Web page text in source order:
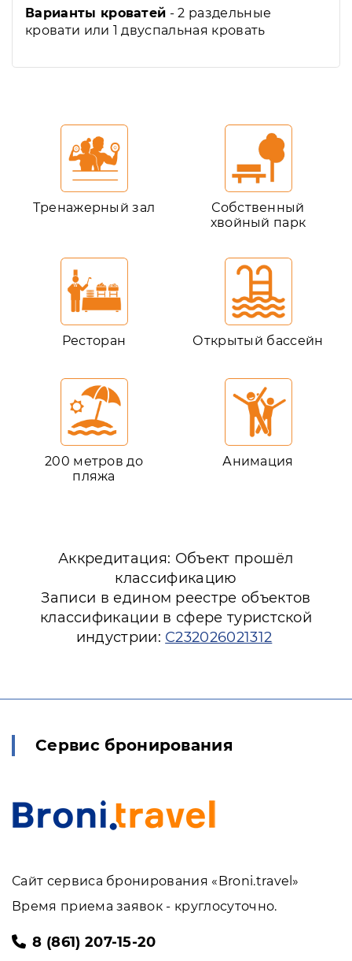
Варианты кроватей - 2 раздельные
кровати или 1 двуспальная кровать
Тренажерный зал
Собственный
хвойный парк
Ресторан Открытый бассейн
200 метров до
пляжа
Анимация
Аккредитация: Объект прошёл
классификацию
Записи в едином реестре объектов
классификации в сфере туристской
индустрии: С232026021312
Сервис бронирования
Сайт сервиса бронирования «Broni.travel»
Время приема заявок - круглосуточно.
8 (861) 207-15-20